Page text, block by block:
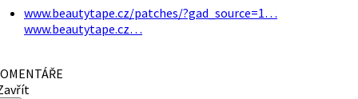
www.beautytape.cz/patches/?gad_source=1…
www.beautytape.cz…